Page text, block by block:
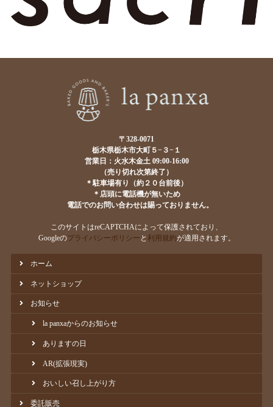
〒328-0071
栃木県栃木市大町５−３−１
営業日：火水木金土 09:00-16:00
（売り切れ次第終了）
＊駐車場有り（約２０台前後）
＊店頭に電話機が無いため
電話でのお問い合わせは賜っておりません。
このサイトはreCAPTCHAによって保護されており、
Googleのプライバシーポリシー と 利用規約が適用されます。
ホーム
ネットショップ
お知らせ
la panxaからのお知らせ
ありますの日
AR(拡張現実)
おいしい召し上がり方
委託販売